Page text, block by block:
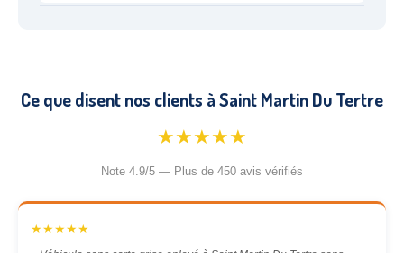
Ce que disent nos clients à Saint Martin Du Tertre
★★★★★
Note 4.9/5 — Plus de 450 avis vérifiés
★★★★★